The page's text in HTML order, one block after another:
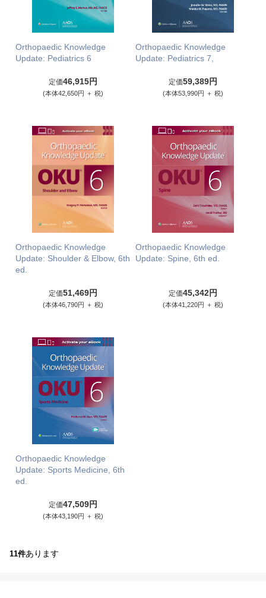
Orthopaedic Knowledge
Update: Pediatrics 6
定価46,915円
(本体42,650円 ＋ 税)
Orthopaedic Knowledge
Update: Pediatrics 7,
定価59,389円
(本体53,990円 ＋ 税)
Orthopaedic Knowledge
Update: Shoulder & Elbow, 6th
ed.
定価51,469円
(本体46,790円 ＋ 税)
Orthopaedic Knowledge
Update: Spine, 6th ed.
定価45,342円
(本体41,220円 ＋ 税)
Orthopaedic Knowledge
Update: Sports Medicine, 6th
ed.
定価47,509円
(本体43,190円 ＋ 税)
11件あります